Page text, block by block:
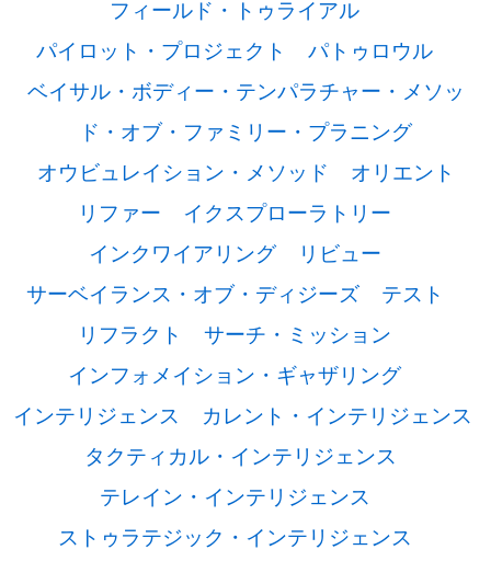
フィールド・トゥライアル
パイロット・プロジェクト
パトゥロウル
ベイサル・ボディー・テンパラチャー・メソッ
ド・オブ・ファミリー・プラニング
オウビュレイション・メソッド
オリエント
リファー
イクスプローラトリー
インクワイアリング
リビュー
サーベイランス・オブ・ディジーズ
テスト
リフラクト
サーチ・ミッション
インフォメイション・ギャザリング
インテリジェンス
カレント・インテリジェンス
タクティカル・インテリジェンス
テレイン・インテリジェンス
ストゥラテジック・インテリジェンス